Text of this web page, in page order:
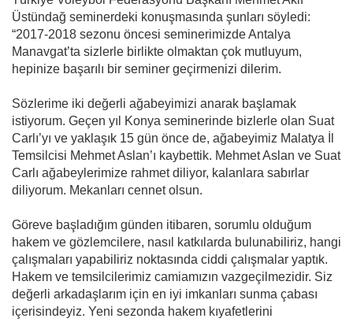
Üstündağ seminerdeki konuşmasında şunları söyledi:
“2017-2018 sezonu öncesi seminerimizde Antalya
Manavgat’ta sizlerle birlikte olmaktan çok mutluyum,
hepinize başarılı bir seminer geçirmenizi dilerim.
Sözlerime iki değerli ağabeyimizi anarak başlamak
istiyorum. Geçen yıl Konya seminerinde bizlerle olan Suat
Carlı’yı ve yaklaşık 15 gün önce de, ağabeyimiz Malatya İl
Temsilcisi Mehmet Aslan’ı kaybettik. Mehmet Aslan ve Suat
Carlı ağabeylerimize rahmet diliyor, kalanlara sabırlar
diliyorum. Mekanları cennet olsun.
Göreve başladığım günden itibaren, sorumlu olduğum
hakem ve gözlemcilere, nasıl katkılarda bulunabiliriz, hangi
çalışmaları yapabiliriz noktasında ciddi çalışmalar yaptık.
Hakem ve temsilcilerimiz camiamızın vazgeçilmezidir. Siz
değerli arkadaşlarım için en iyi imkanları sunma çabası
içerisindeyiz. Yeni sezonda hakem kıyafetlerini